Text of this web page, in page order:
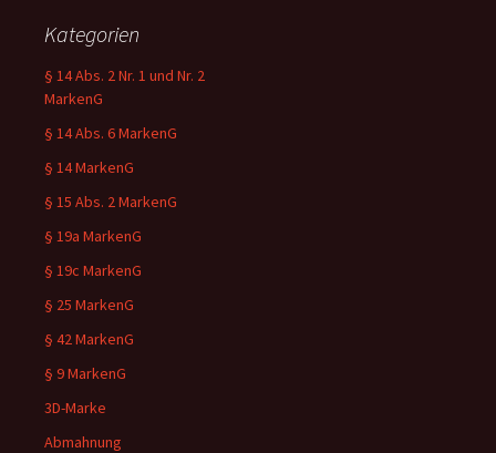
Kategorien
§ 14 Abs. 2 Nr. 1 und Nr. 2
MarkenG
§ 14 Abs. 6 MarkenG
§ 14 MarkenG
§ 15 Abs. 2 MarkenG
§ 19a MarkenG
§ 19c MarkenG
§ 25 MarkenG
§ 42 MarkenG
§ 9 MarkenG
3D-Marke
Abmahnung